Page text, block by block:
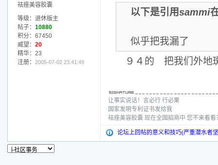
祛痤美容胶囊
等级：退休版主
帖子： 10880
积分：67450
威望： 20
精华：23
注册： 2005-07-02 23:41:49
以下是引用sammi
似乎把我漏了
９４的 把我们外地
让事实说话！言必行 行必果
国家发明专利证书发给我
祛痤美容胶囊 现在全国招商中 您不来看
论坛上回帖的意义和技巧(严重潜水者